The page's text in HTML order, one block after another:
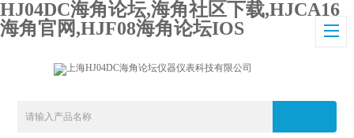
HJ04DC海角论坛,海角社区下载,HJCA16
海角官网,HJF08海角论坛IOS